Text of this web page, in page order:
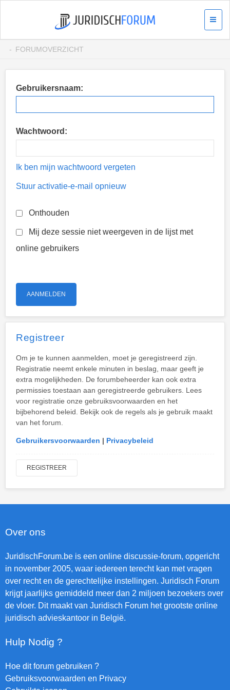
FORUMOVERZICHT
Gebruikersnaam:
Wachtwoord:
Ik ben mijn wachtwoord vergeten
Stuur activatie-e-mail opnieuw
Onthouden
Mij deze sessie niet weergeven in de lijst met
online gebruikers
Registreer
Om je te kunnen aanmelden, moet je geregistreerd zijn.
Registratie neemt enkele minuten in beslag, maar geeft je
extra mogelijkheden. De forumbeheerder kan ook extra
permissies toestaan aan geregistreerde gebruikers. Lees
voor registratie onze gebruiksvoorwaarden en het
bijbehorend beleid. Bekijk ook de regels als je gebruik maakt
van het forum.
Gebruikersvoorwaarden | Privacybeleid
REGISTREER
Over ons
JuridischForum.be is een online discussie-forum, opgericht
in november 2005, waar iedereen terecht kan met vragen
over recht en de gerechtelijke instellingen. Juridisch Forum
krijgt jaarlijks gemiddeld meer dan 2 miljoen bezoekers over
de vloer. Dit maakt van Juridisch Forum het grootste online
juridisch advieskantoor in België.
Hulp Nodig ?
Hoe dit forum gebruiken ?
Gebruiksvoorwaarden en Privacy